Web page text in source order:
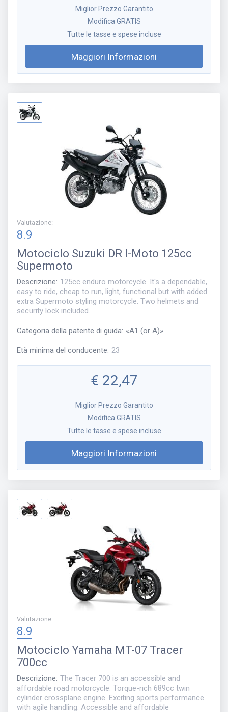
Miglior Prezzo Garantito
Modifica GRATIS
Tutte le tasse e spese incluse
Maggiori Informazioni
Valutazione:
8.9
Motociclo Suzuki DR I-Moto 125cc
Supermoto
Descrizione: 125cc enduro motorcycle. It's a dependable,
easy to ride, cheap to run, light, functional but with added
extra Supermoto styling motorcycle. Two helmets and
security lock included.
Categoria della patente di guida: «A1 (or A)»
Età minima del conducente: 23
€ 22,47
Miglior Prezzo Garantito
Modifica GRATIS
Tutte le tasse e spese incluse
Maggiori Informazioni
Valutazione:
8.9
Motociclo Yamaha MT-07 Tracer
700cc
Descrizione: The Tracer 700 is an accessible and
affordable road motorcycle. Torque-rich 689cc twin
cylinder crossplane engine. Exciting sports performance
with agile handling. Accessible and affordable